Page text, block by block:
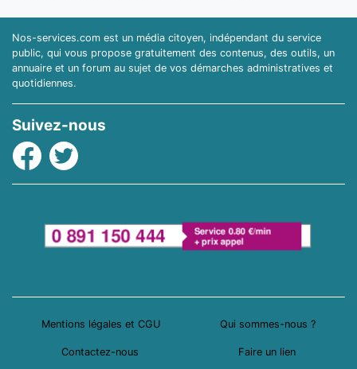
Nos-services.com est un média citoyen, indépendant du service
public, qui vous propose gratuitement des contenus, des outils, un
annuaire et un forum au sujet de vos démarches administratives et
quotidiennes.
Suivez-nous
Facebook
Twitter
Mentions légales et CGU Qui sommes-nous ?
Contactez-nous Faire un lien